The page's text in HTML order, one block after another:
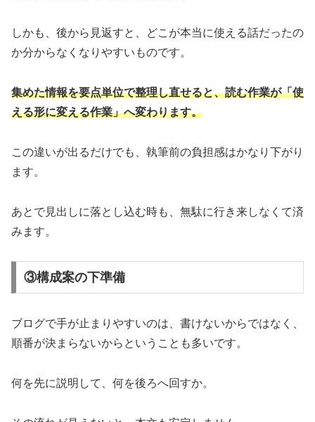
しかも、後から見返すと、どこが本当に使える話だったの
か分からなくなりやすいものです。
集めた情報を要点単位で整理し直せると、読む作業が「使
える形に変える作業」へ変わります。
この違いが出るだけでも、執筆前の負担感はかなり下がり
ます。
あとで見出しに落とし込む時も、無駄に行き来しなくて済
みます。
③構成案の下準備
ブログで手が止まりやすいのは、書けないからではなく、
順番が決まらないからということも多いです。
何を先に説明して、何を後ろへ回すか。